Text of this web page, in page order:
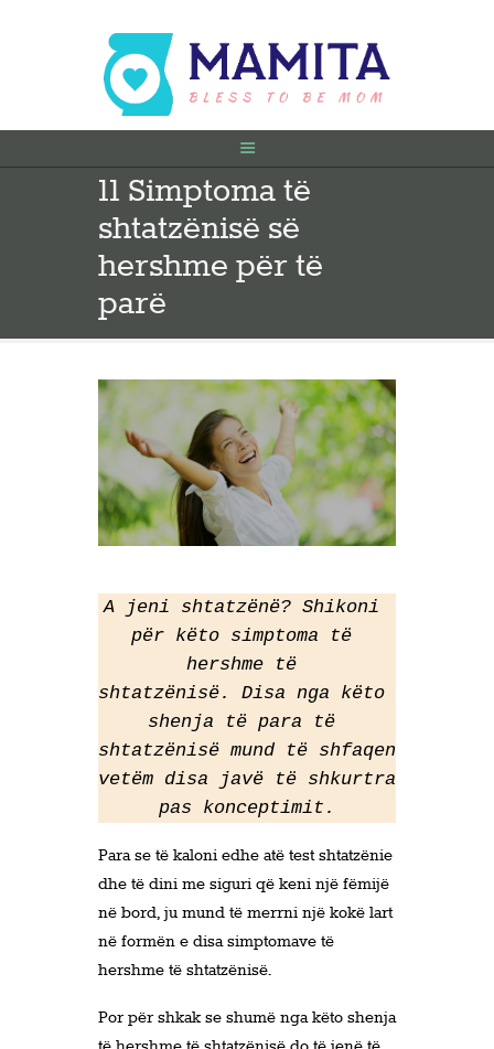
11 Simptoma të
shtatzënisë së
hershme për të
parë
FILLIMI
PARA SHTATËZANIE
SHTATZËNË
VITI I PARË
A jeni shtatzënë? Shikoni
për këto simptoma të
hershme të
shtatzënisë. Disa nga këto
shenja të para të
shtatzënisë mund të shfaqen
vetëm disa javë të shkurtra
pas konceptimit.
Para se të kaloni edhe atë test shtatzënie
dhe të dini me siguri që keni një fëmijë
në bord, ju mund të merrni një kokë lart
në formën e disa simptomave të
hershme të shtatzënisë.
Por për shkak se shumë nga këto shenja